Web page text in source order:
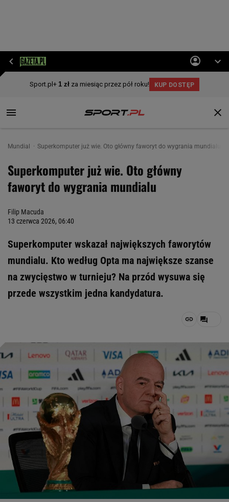
Mundial Superkomputer już wie. Oto główny faworyt do wygrania mundialu
Superkomputer już wie. Oto główny
faworyt do wygrania mundialu
Filip Macuda
13 czerwca 2026, 06:40
Superkomputer wskazał największych faworytów
mundialu. Kto według Opta ma największe szanse
na zwycięstwo w turnieju? Na przód wysuwa się
przede wszystkim jedna kandydatura.